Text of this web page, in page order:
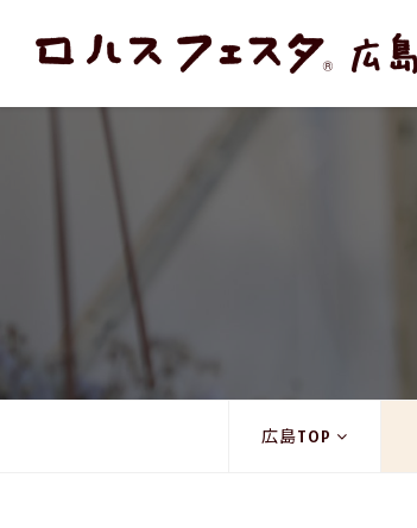
広島TOP